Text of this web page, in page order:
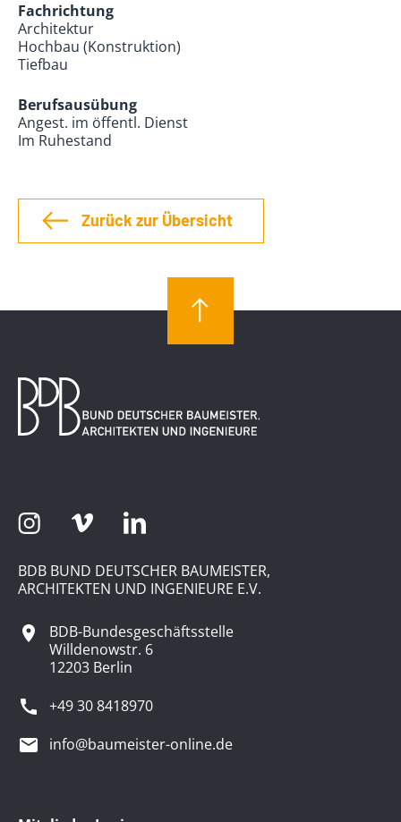
Fachrichtung
Architektur
Hochbau (Konstruktion)
Tiefbau
Berufsausübung
Angest. im öffentl. Dienst
Im Ruhestand
Zurück zur Übersicht
BDB BUND DEUTSCHER BAUMEISTER,
ARCHITEKTEN UND INGENIEURE E.V.
BDB-Bundesgeschäftsstelle
Willdenowstr. 6
12203 Berlin
+49 30 8418970
info@baumeister-online.de